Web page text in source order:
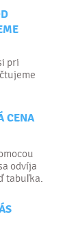
pri
CENA
odvíja
tabuľka.